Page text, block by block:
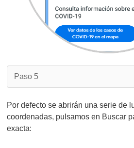
Paso 5
Por defecto se abrirán una serie de
coordenadas, pulsamos en Buscar
exacta: